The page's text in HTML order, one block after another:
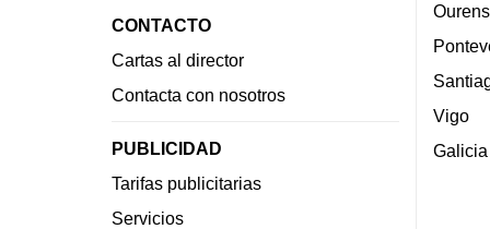
CONTACTO
Cartas al director
Contacta con nosotros
PUBLICIDAD
Tarifas publicitarias
Servicios
Vigo